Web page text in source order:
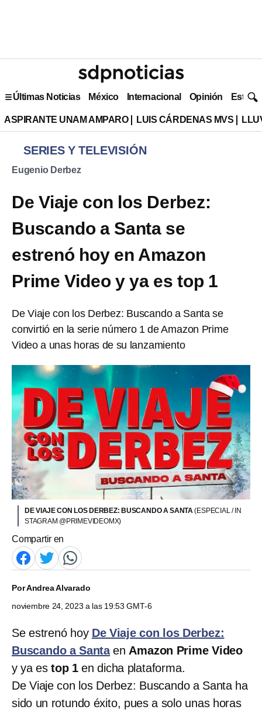
Últimas Noticias México Internacional Opinión Estilo
ASPIRANTE UNAM AMPARO LUIS CÁRDENAS MVS
SERIES Y TELEVISIÓN
Eugenio Derbez
De Viaje con los Derbez:
Buscando a Santa se
estrenó hoy en Amazon
Prime Video y ya es top 1
De Viaje con los Derbez: Buscando a Santa se
convirtió en la serie número 1 de Amazon Prime
Video a unas horas de su lanzamiento
DE VIAJE CON LOS DERBEZ: BUSCANDO A SANTA(ESPECIAL / IN
STAGRAM @PRIMEVIDEOMX)
Compartir en
PorAndrea Alvarado
noviembre 24, 2023 a las 19:53 GMT-6
Se estrenó hoy De Viaje con los Derbez:
Buscando a Santaen Amazon Prime Video
y ya estop 1en dicha plataforma.
De Viaje con los Derbez: Buscando a Santa ha
sido un rotundo éxito, pues a solo unas horas